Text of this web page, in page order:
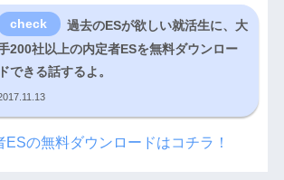
過去のESが欲しい就活生に、大
200社以上の内定者ESを無料ダウンロー
ドできる話するよ。
ESの無料ダウンロードはコチラ！